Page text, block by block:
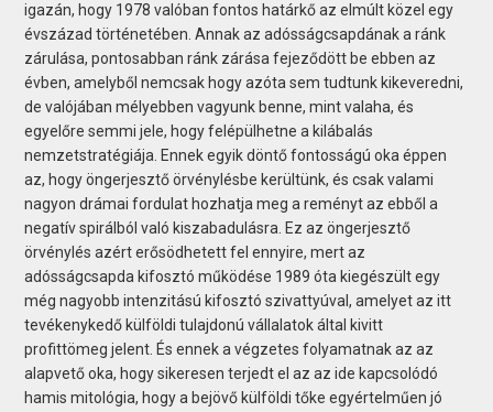
igazán, hogy 1978 valóban fontos határkő az elmúlt közel egy
évszázad történetében. Annak az adósságcsapdának a ránk
zárulása, pontosabban ránk zárása fejeződött be ebben az
évben, amelyből nemcsak hogy azóta sem tudtunk kikeveredni,
de valójában mélyebben vagyunk benne, mint valaha, és
egyelőre semmi jele, hogy felépülhetne a kilábalás
nemzetstratégiája. Ennek egyik döntő fontosságú oka éppen
az, hogy öngerjesztő örvénylésbe kerültünk, és csak valami
nagyon drámai fordulat hozhatja meg a reményt az ebből a
negatív spirálból való kiszabadulásra. Ez az öngerjesztő
örvénylés azért erősödhetett fel ennyire, mert az
adósságcsapda kifosztó működése 1989 óta kiegészült egy
még nagyobb intenzitású kifosztó szivattyúval, amelyet az itt
tevékenykedő külföldi tulajdonú vállalatok által kivitt
profittömeg jelent. És ennek a végzetes folyamatnak az az
alapvető oka, hogy sikeresen terjedt el az az ide kapcsolódó
hamis mitológia, hogy a bejövő külföldi tőke egyértelműen jó